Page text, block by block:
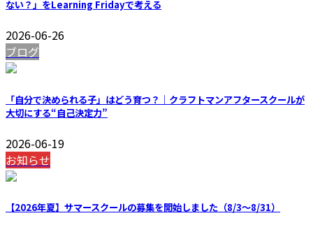
ない？」をLearning Fridayで考える
2026-06-26
ブログ
「自分で決められる子」はどう育つ？｜クラフトマンアフタースクールが
大切にする“自己決定力”
2026-06-19
お知らせ
【2026年夏】サマースクールの募集を開始しました（8/3〜8/31）